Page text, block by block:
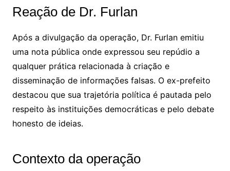
Reação de Dr. Furlan
Após a divulgação da operação, Dr. Furlan emitiu
uma nota pública onde expressou seu repúdio a
qualquer prática relacionada à criação e
disseminação de informações falsas. O ex-prefeito
destacou que sua trajetória política é pautada pelo
respeito às instituições democráticas e pelo debate
honesto de ideias.
Contexto da operação